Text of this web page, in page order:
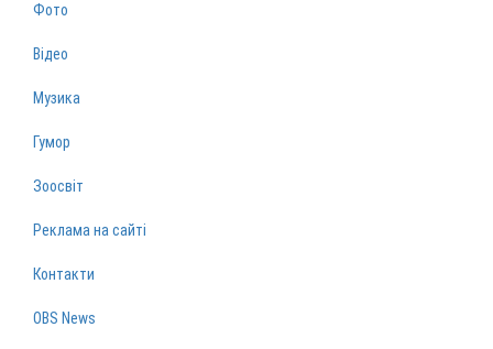
Фото
Відео
Музика
Гумор
Зоосвіт
Реклама на сайті
Контакти
OBS News